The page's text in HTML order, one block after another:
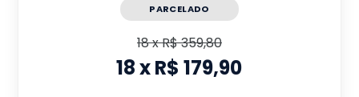
PARCELADO
18xR$ 359,80
18xR$ 179,90